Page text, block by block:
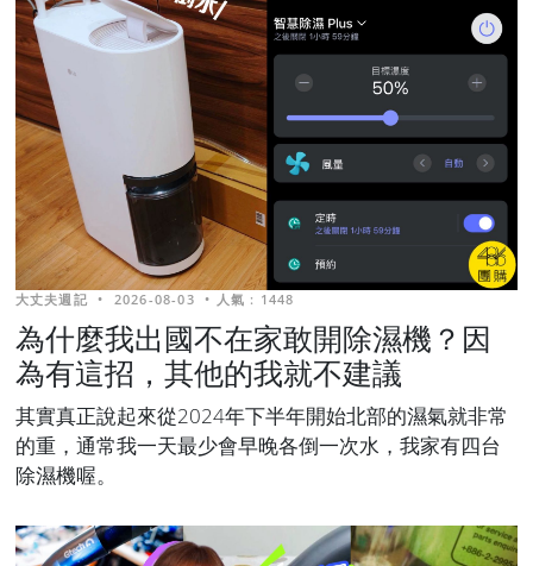
大丈夫週記 • 2026-08-03 • 人氣 : 1448
為什麼我出國不在家敢開除濕機？因
為有這招，其他的我就不建議
其實真正說起來從2024年下半年開始北部的濕氣就非常
的重，通常我一天最少會早晚各倒一次水，我家有四台
除濕機喔。